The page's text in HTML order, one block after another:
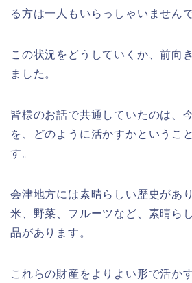
る方は一人もいらっしゃいません
この状況をどうしていくか、前向
ました。
皆様のお話で共通していたのは、
を、どのように活かすかというこ
す。
会津地方には素晴らしい歴史があ
米、野菜、フルーツなど、素晴ら
品があります。
これらの財産をよりよい形で活か